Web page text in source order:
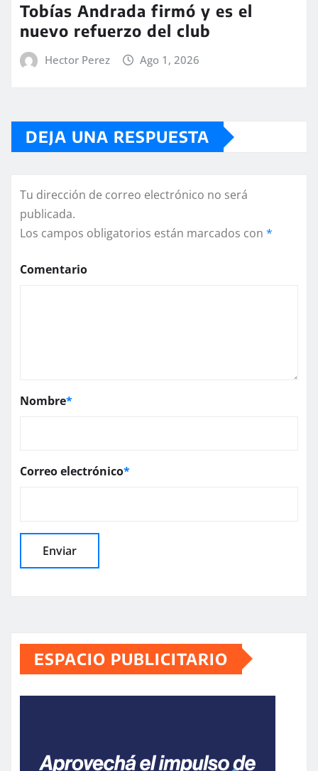
Tobías Andrada firmó y es el
nuevo refuerzo del club
Hector Perez Ago 1, 2026
DEJA UNA RESPUESTA
Tu dirección de correo electrónico no será
publicada.
Los campos obligatorios están marcados con *
Comentario
Nombre*
Correo electrónico*
ESPACIO PUBLICITARIO